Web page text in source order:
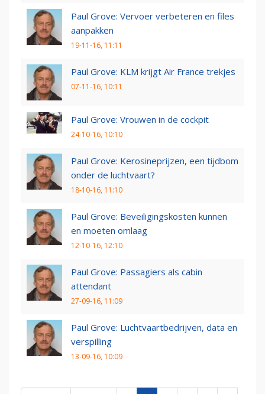
Paul Grove: Vervoer verbeteren en files
aanpakken
19-11-16, 11:11
Paul Grove: KLM krijgt Air France trekjes
07-11-16, 10:11
Paul Grove: Vrouwen in de cockpit
24-10-16, 10:10
Paul Grove: Kerosineprijzen, een tijdbom
onder de luchtvaart?
18-10-16, 11:10
Paul Grove: Beveiligingskosten kunnen
en moeten omlaag
12-10-16, 12:10
Paul Grove: Passagiers als cabin
attendant
27-09-16, 11:09
Paul Grove: Luchtvaartbedrijven, data en
verspilling
13-09-16, 10:09